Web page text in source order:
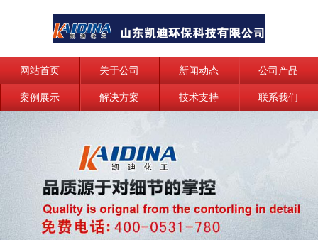
网站首页 关于公司 新闻动态 公司产品
案例展示 解决方案 技术支持 联系我们